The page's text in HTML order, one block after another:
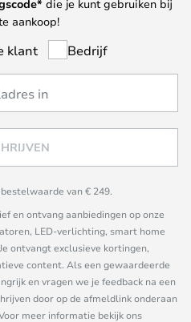
die je kunt gebruiken bij
aankoop!
klant Bedrijf
van € 249.
en ontvang aanbiedingen op onze
LED-verlichting, smart home
ontvangt exclusieve kortingen,
content. Als een gewaardeerde
en vragen we je feedback na een
door op de afmeldlink onderaan
meer informatie bekijk ons